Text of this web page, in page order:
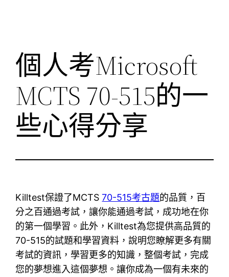
個人考Microsoft
MCTS 70-515的一
些心得分享
Killtest保證了MCTS70-515考古題的品質，百
分之百通過考試，讓你能通過考試，成功地在你
的第一個學習。此外，Killtest為您提供高品質的
70-515的試題和學習資料，說明您瞭解更多有關
考試的資訊，學習更多的知識，整個考試，完成
您的夢想進入這個夢想。讓你成為一個有未來的